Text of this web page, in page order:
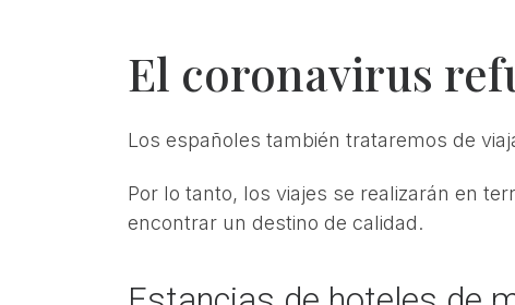
El coronavirus
Los españoles también trataremos de
Por lo tanto, los viajes se realizarán en
encontrar un destino de calidad.